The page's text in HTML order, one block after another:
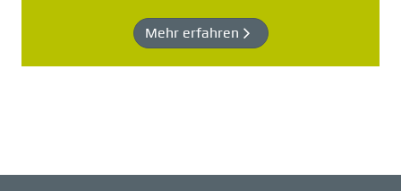
Mehr erfahren